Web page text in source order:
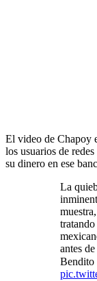
El video de Chapoy
los usuarios de
su dinero en ese
La
antes